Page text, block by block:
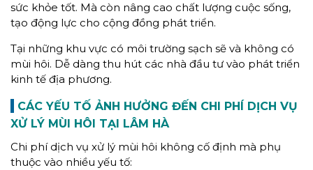
sức khỏe tốt. Mà còn nâng cao chất lượng cuộc sống,
tạo động lực cho cộng đồng phát triển.
Tại những khu vực có môi trường sạch sẽ và không có
mùi hôi. Dễ dàng thu hút các nhà đầu tư vào phát triển
kinh tế địa phương.
CÁC YẾU TỐ ẢNH HƯỞNG ĐẾN CHI PHÍ DỊCH VỤ
XỬ LÝ MÙI HÔI TẠI LÂM HÀ
Chi phí dịch vụ xử lý mùi hôi không cố định mà phụ
thuộc vào nhiều yếu tố: